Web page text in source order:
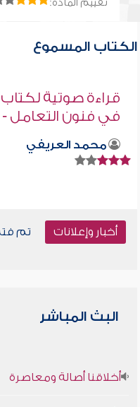
تقييم المادة:
الكتاب المسموع
قراءة صوتية
في فنون التعامل -
محمد العريفي
أخبار وإعلانات
تم
البث المباشر
أخلاقنا أصالة ومعاصرة